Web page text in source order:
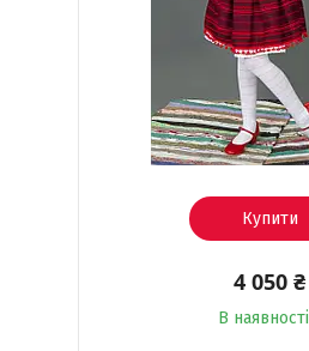
Купити
4 050 ₴
В наявності